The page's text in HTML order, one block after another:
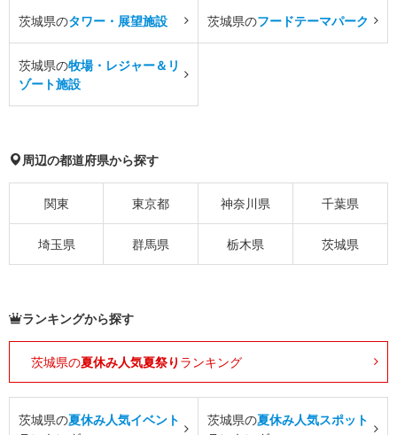
茨城県のタワー・展望施設 茨城県のフードテーマパーク
茨城県の牧場・レジャー＆リ
ゾート施設
周辺の都道府県から探す
関東 東京都 神奈川県 千葉県
埼玉県 群馬県 栃木県 茨城県
ランキングから探す
茨城県の夏休み人気夏祭り ランキング
茨城県の夏休み人気イベント
茨城県の夏休み人気スポット